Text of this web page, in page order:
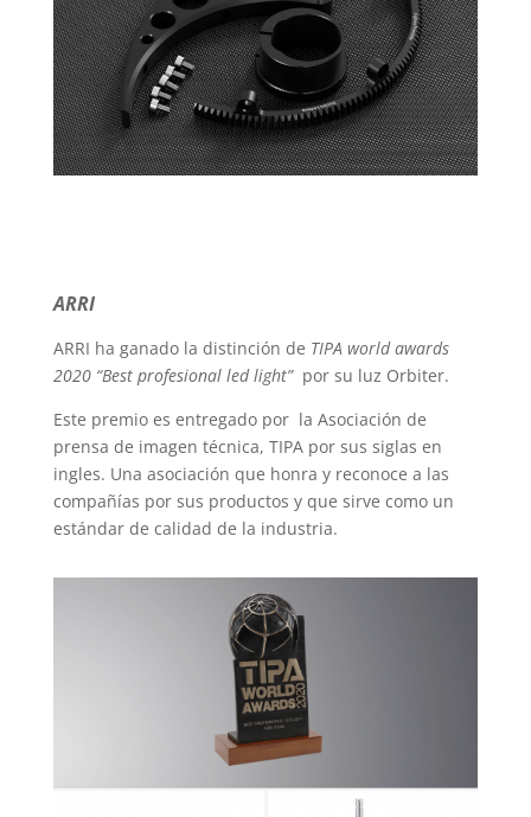
ARRI
ARRI ha ganado la distinción de TIPA world awards
2020 “Best profesional led light”por su luz Orbiter.
Este premio es entregado por la Asociación de
prensa de imagen técnica, TIPA por sus siglas en
ingles. Una asociación que honra y reconoce a las
compañías por sus productos y que sirve como un
estándar de calidad de la industria.